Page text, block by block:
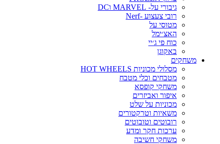
גיבורי על- MARVEL וDC
רובי צעצוע -Nerf
מטוסי על
האצ׳ימל
כוח פי ג׳יי
באקוגן
משחקים
מסלולי מכוניות HOT WHEELS
מטבחים וכלי מטבח
משחקי קופסא
איפור ואביזרים
מכוניות על שלט
משאיות וטרקטורים
רובוטים וטובוטים
ערכות חקר ומדע
משחקי חשיבה